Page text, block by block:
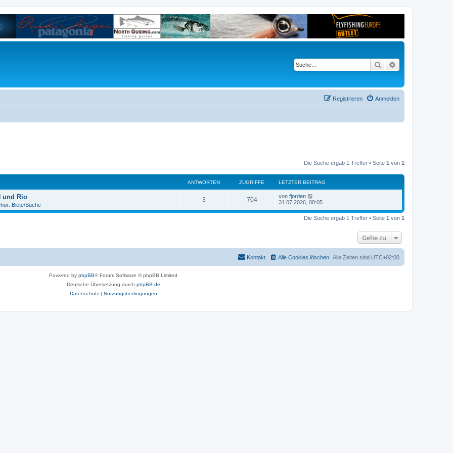
Suche
Anmelden
Registrieren
Die Suche ergab 1 Treffer • Seite 1 von 1
ANTWORTEN ZUGRIFFE LETZTER BEITRAG
und Rio
Biete/Suche
3 704 von fjorden
31.07.2026, 08:05
Die Suche ergab 1 Treffer • Seite 1 von 1
Gehe zu
Alle Zeiten sind UTC+02:00
Alle Cookies löschen
Kontakt
Powered by phpBB® Forum Software © phpBB Limited
Deutsche Übersetzung durch phpBB.de
Datenschutz| Nutzungsbedingungen